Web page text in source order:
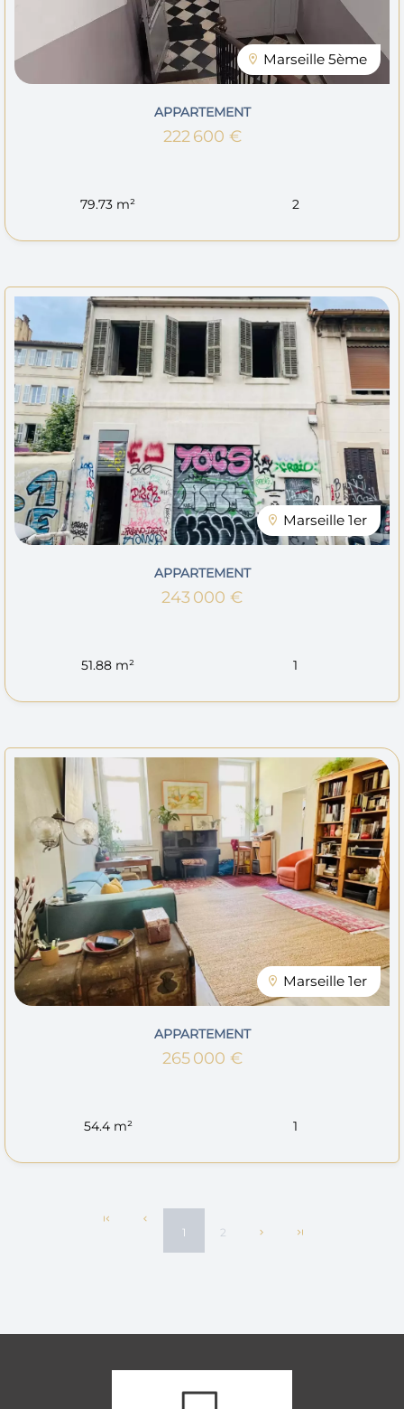
Marseille 5ème
APPARTEMENT
222 600 €
79.73 m² 2
Marseille 1er
APPARTEMENT
243 000 €
51.88 m² 1
Marseille 1er
APPARTEMENT
265 000 €
54.4 m² 1
1 2